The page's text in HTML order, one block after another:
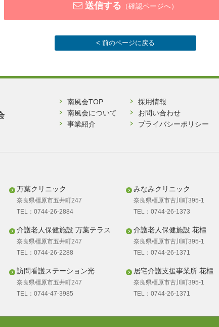
送信する （確認ページへ）
< 前のページに戻る
南風会TOP
採用情報
南風会について
お問い合わせ
事業紹介
プライバシーポリシー
万葉クリニック
奈良県橿原市五井町247
TEL：0744-26-2884
介護老人保健施設 万葉テラス
奈良県橿原市五井町247
TEL：0744-26-2288
訪問看護ステーション光
奈良県橿原市五井町247
TEL：0744-47-3985
みなみクリニック
奈良県橿原市古川町395-1
TEL：0744-26-1373
介護老人保健施設 花橿
奈良県橿原市古川町395-1
TEL：0744-26-1371
居宅介護支援事業所 花橿
奈良県橿原市古川町395-1
TEL：0744-26-1371